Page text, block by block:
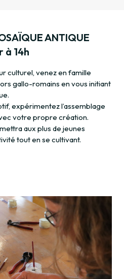
ANTIQUE
à 14h
culturel, venez en famille
gallo-romains en vous initiant
expérimentez l’assemblage
votre propre création.
aux plus de jeunes
tout en se cultivant.